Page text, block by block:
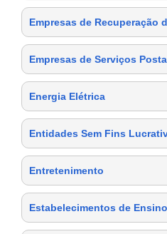
Empresas de Recuperação
Empresas de Serviços
Energia Elétrica
Entidades Sem Fins
Entretenimento
Estabelecimentos de Ensino